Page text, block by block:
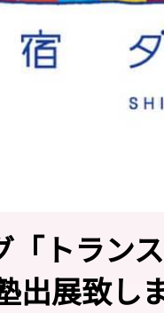
「トラン
展致しま